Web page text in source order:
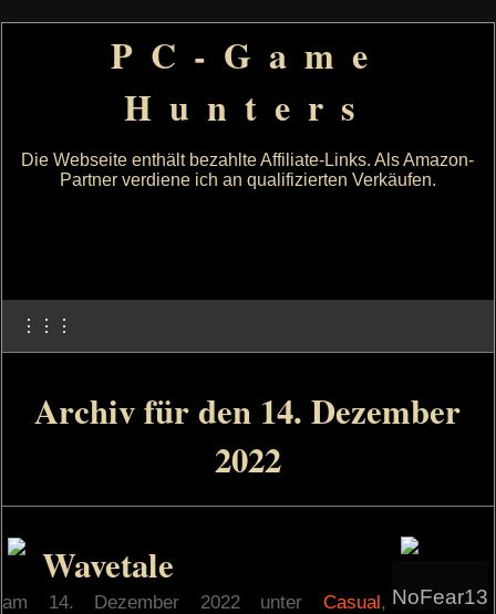
PC-Game
Hunters
Die Webseite enthält bezahlte Affiliate-Links. Als Amazon-
Partner verdiene ich an qualifizierten Verkäufen.
⋮⋮⋮
Archiv für den 14. Dezember
2022
NoFear13
Wavetale
am 14. Dezember 2022 unter Casual,